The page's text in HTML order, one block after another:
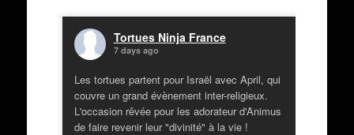
Tortues Ninja France
7 days ago
Les tortues partent pour Israël avec April, qui
couvre un grand évènement inter-religieux.
L'occasion rêvée pour les adorateur d'Animus
de faire revenir leur "divinité" à la vie !